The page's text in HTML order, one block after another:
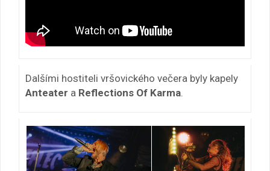
Dalšími hostiteli vršovického večera byly kapely
Anteater a Reflections Of Karma